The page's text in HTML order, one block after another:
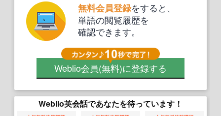
無料会員登録をすると、
単語の閲覧履歴を
確認できます。
Weblio会員(無料)に登録する
Weblio英会話であなたを待っています！